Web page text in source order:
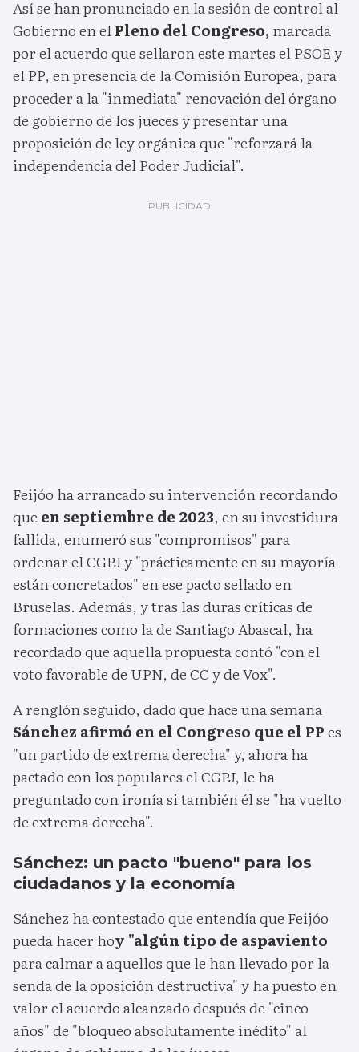
Así se han pronunciado en la sesión de control al
Gobierno en elPleno del Congreso, marcada
por el acuerdo que sellaron este martes el PSOE y
el PP, en presencia de la Comisión Europea, para
proceder a la "inmediata" renovación del órgano
de gobierno de los jueces y presentar una
proposición de ley orgánica que "reforzará la
independencia del Poder Judicial".
Feijóo ha arrancado su intervención recordando
que en septiembre de 2023, en su investidura
fallida, enumeró sus "compromisos" para
ordenar el CGPJ y "prácticamente en su mayoría
están concretados" en ese pacto sellado en
Bruselas. Además, y tras las duras críticas de
formaciones como la de Santiago Abascal, ha
recordado que aquella propuesta contó "con el
voto favorable de UPN, de CC y de Vox".
A renglón seguido, dado que hace una semana
Sánchez afirmó en el Congreso que el PPes
"un partido de extrema derecha" y, ahora ha
pactado con los populares el CGPJ, le ha
preguntado con ironía si también él se "ha vuelto
de extrema derecha".
Sánchez: un pacto "bueno" para los
ciudadanos y la economía
Sánchez ha contestado que entendía que Feijóo
pueda hacer hoy "algún tipo de aspaviento
para calmar a aquellos que le han llevado por la
senda de la oposición destructiva" y ha puesto en
valor el acuerdo alcanzado después de "cinco
años" de "bloqueo absolutamente inédito" al